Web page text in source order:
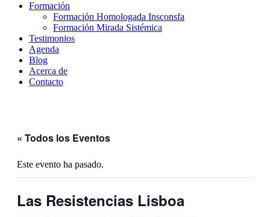
Formación
Formación Homologada Insconsfa
Formación Mirada Sistémica
Testimonios
Agenda
Blog
Acerca de
Contacto
« Todos los Eventos
Este evento ha pasado.
Las Resistencias Lisboa